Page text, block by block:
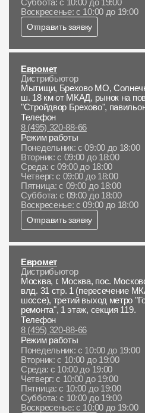
Суббота: с 10:00 до 19:00
Воскресенье: с 10:00 до 19:00
Отправить заявку
Евромет
Дистрибьютор
Мытищи, Брехово МО,
ш. 18 км от МКАД, рынок на
"Стройдвор Брехово",
Телефон
8 (495) 320-88-66
Режим работы
Понедельник: с 09:00 до 18:00
Вторник: с 09:00 до 18:00
Среда: с 09:00 до 18:00
Четверг: с 09:00 до 18:00
Пятница: с 09:00 до 18:00
Суббота: с 09:00 до 18:00
Воскресенье: с 09:00 до 18:00
Отправить заявку
Евромет
Дистрибьютор
Москва, г. Москва, пос.
влд. 31 стр. 1 (пересечение
шоссе), третий выход метро
ремонта", 1 этаж, секция 119.
Телефон
8 (495) 320-88-66
Режим работы
Понедельник: с 10:00 до 19:00
Вторник: с 10:00 до 19:00
Среда: с 10:00 до 19:00
Четверг: с 10:00 до 19:00
Пятница: с 10:00 до 19:00
Суббота: с 10:00 до 19:00
Воскресенье: с 10:00 до 19:00